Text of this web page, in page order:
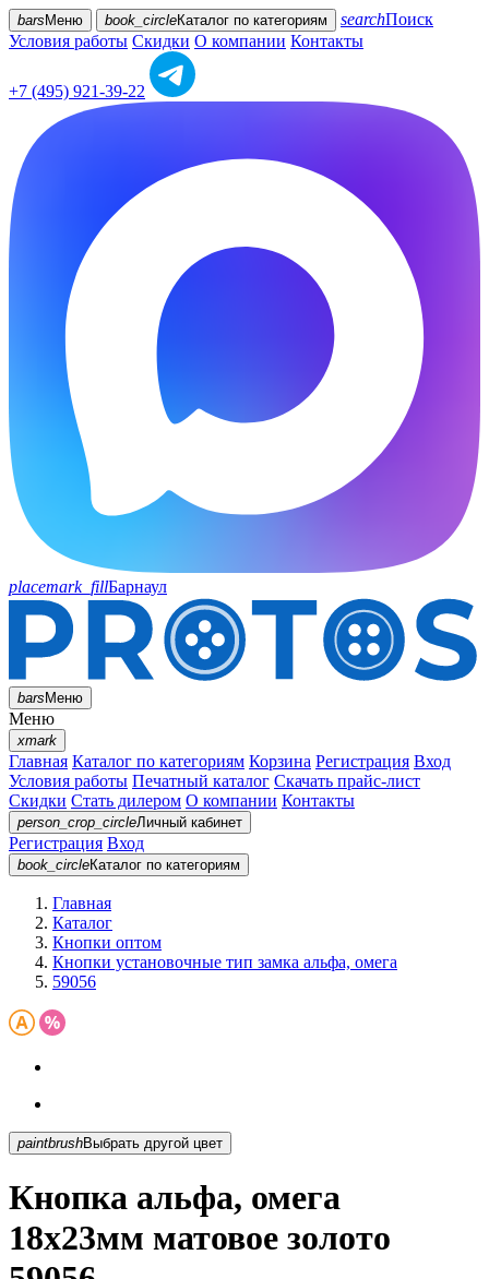
bars Меню book_circleКаталог по категориям searchПоиск
Условия работы Скидки О компании Контакты
+7 (495) 921-39-22
placemark_fillБарнаул
barsМеню
Меню
xmark
Главная Каталог по категориям Корзина Регистрация Вход
Условия работы Печатный каталог Скачать прайс-лист
Скидки Стать дилером О компании Контакты
person_crop_circleЛичный кабинет
Регистрация Вход
book_circleКаталог по категориям
Главная
Каталог
Кнопки оптом
Кнопки установочные тип замка альфа, омега
59056
paintbrush Выбрать другой цвет
Кнопка альфа, омега
18х23мм матовое золото